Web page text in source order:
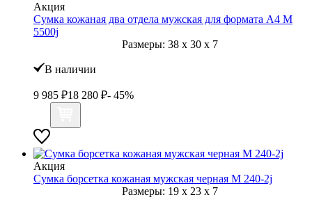
Акция
Сумка кожаная два отдела мужская для формата А4 M
5500j
Размеры: 38 x 30 x 7
В наличии
9 985 ₽18 280 ₽- 45%
Акция
Сумка борсетка кожаная мужская черная M 240-2j
Размеры: 19 x 23 x 7